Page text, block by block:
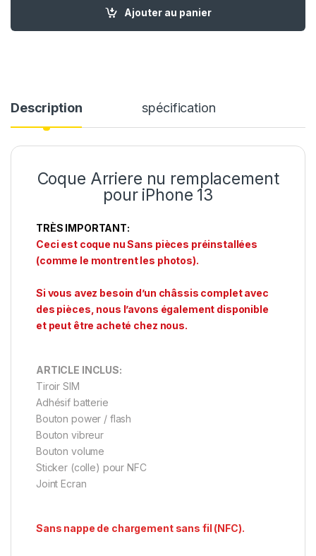
quantité de Chassis Remplacement iPhone 13 Vert Chassis
Ajouter au panier
Description spécification
Coque Arriere nu remplacement
pour iPhone 13
TRÈS IMPORTANT:
Ceci est coque nu Sans pièces préinstallées
(comme le montrent les photos).
Si vous avez besoin d’un châssis complet avec
des pièces, nous l’avons également disponible
et peut être acheté chez nous.
ARTICLE INCLUS:
Tiroir SIM
Adhésif batterie
Bouton power / flash
Bouton vibreur
Bouton volume
Sticker (colle) pour NFC
Joint Ecran
Sans nappe de chargement sans fil (NFC).